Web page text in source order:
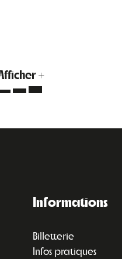
+
Informations
Billetterie
Infos pratiques